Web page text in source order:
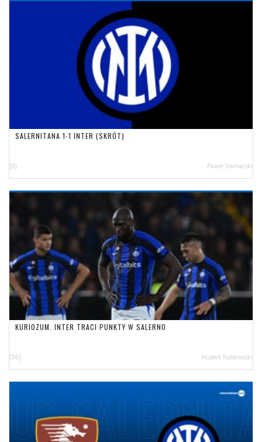
SALERNITANA 1-1 INTER (SKRÓT)
[0] Paweł Świnarski
KURIOZUM. INTER TRACI PUNKTY W SALERNO
[38] Hubert Rybkowski